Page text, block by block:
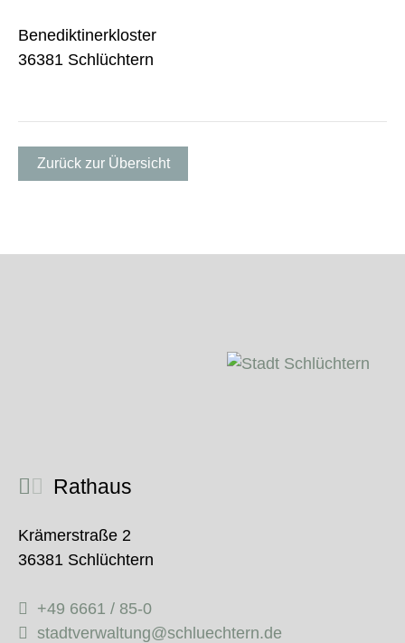
Benediktinerkloster
36381 Schlüchtern
Zurück zur Übersicht
Rathaus
Krämerstraße 2
36381 Schlüchtern
+49 6661 / 85-0
stadtverwaltung@schluechtern.de